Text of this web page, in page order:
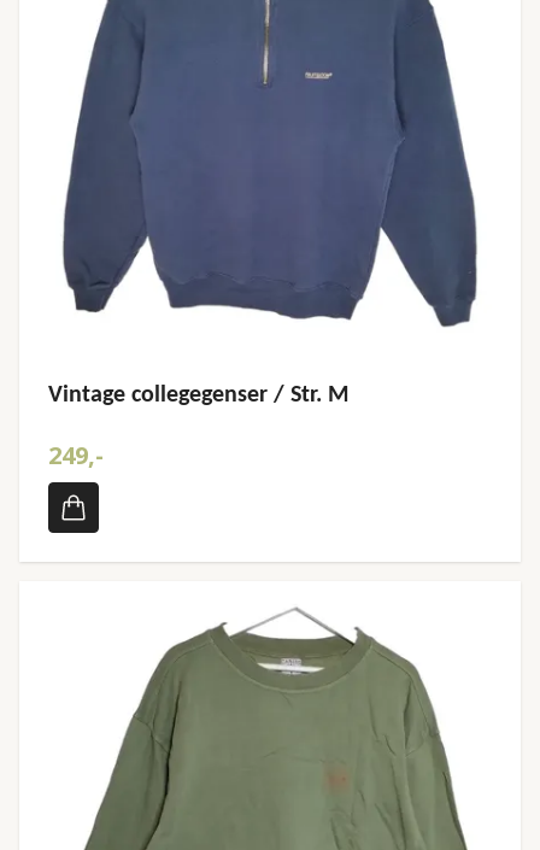
Vintage collegegenser / Str. M
249,-